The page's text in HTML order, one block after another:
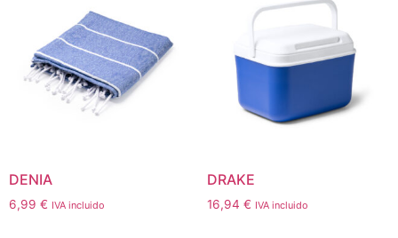
DENIA
6,99 € IVA incluido
DRAKE
16,94 € IVA incluido